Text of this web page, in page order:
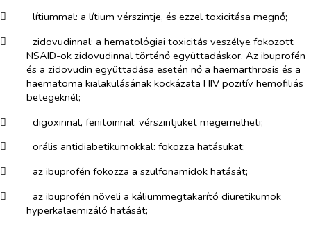
​
lítiummal: a lítium vérszintje, és ezzel toxicitása megnő;
​
zidovudinnal: a hematológiai toxicitás veszélye fokozott
NSAID-ok zidovudinnal történő együttadáskor. Az ibuprofén
és a zidovudin együttadása esetén nő a haemarthrosis és a
haematoma kialakulásának kockázata HIV pozitív hemofiliás
betegeknél;
​
digoxinnal, fenitoinnal: vérszintjüket megemelheti;
​
orális antidiabetikumokkal: fokozza hatásukat;
​
az ibuprofén fokozza a szulfonamidokhatását;
​
az ibuprofén növeli a káliummegtakarító diuretikumok
hyperkalaemizáló hatását;